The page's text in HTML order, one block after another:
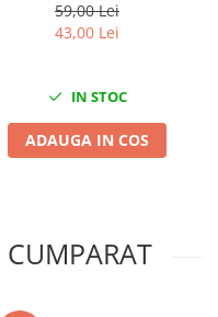
59,00 Lei
43,00 Lei
IN STOC
ADAUGA IN COS